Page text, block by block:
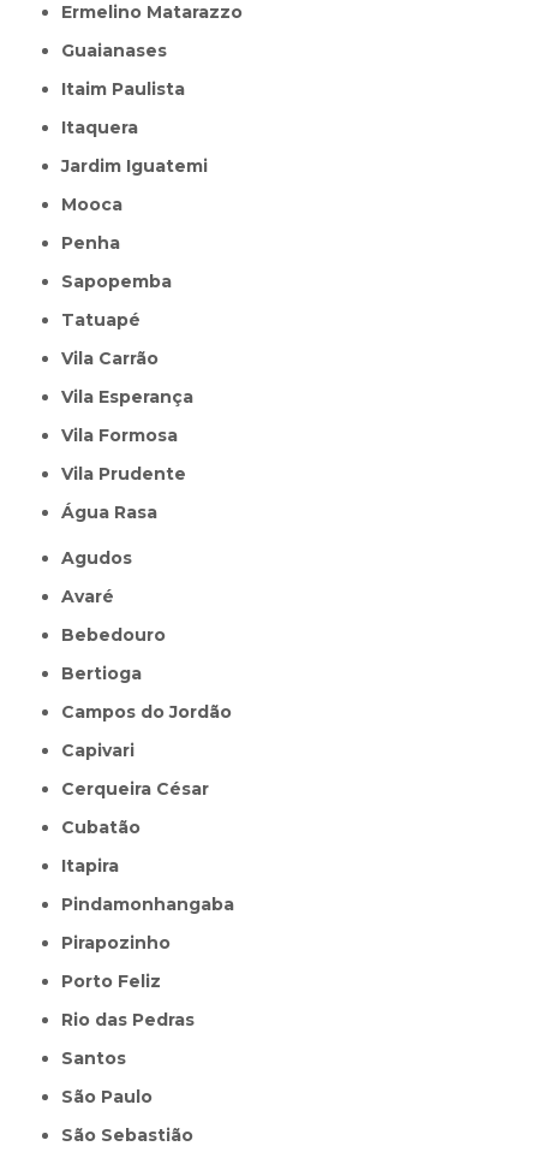
Ermelino Matarazzo
Guaianases
Itaim Paulista
Itaquera
Jardim Iguatemi
Mooca
Penha
Sapopemba
Tatuapé
Vila Carrão
Vila Esperança
Vila Formosa
Vila Prudente
Água Rasa
Agudos
Avaré
Bebedouro
Bertioga
Campos do Jordão
Capivari
Cerqueira César
Cubatão
Itapira
Pindamonhangaba
Pirapozinho
Porto Feliz
Rio das Pedras
Santos
São Paulo
São Sebastião